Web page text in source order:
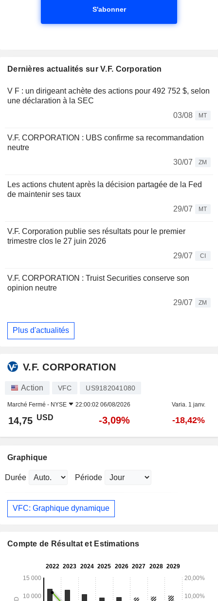
S'abonner
Dernières actualités sur V.F. Corporation
V F : un dirigeant achète des actions pour 492 752 $, selon
une déclaration à la SEC
03/08
MT
V.F. CORPORATION : UBS confirme sa recommandation
neutre
30/07
ZM
Les actions chutent après la décision partagée de la Fed
de maintenir ses taux
29/07
MT
V.F. Corporation publie ses résultats pour le premier
trimestre clos le 27 juin 2026
29/07
CI
V.F. CORPORATION : Truist Securities conserve son
opinion neutre
29/07
ZM
Plus d'actualités
V.F. CORPORATION
Action VFC US9182041080
Marché Fermé - NYSE 22:00:02 06/08/2026 Varia. 1 janv.
14,75 USD -3,09% -18,42%
Graphique
Durée Période
VFC: Graphique dynamique
Compte de Résultat et Estimations